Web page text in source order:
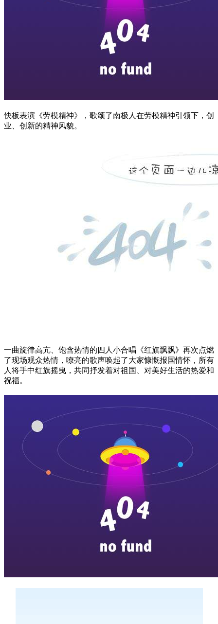
快板表演《劳模精神》，歌颂了南极人在劳模精神引领下，创
业、创新的精神风貌。
一曲旋律高亢、饱含热情的四人小合唱《红旗飘飘》再次点燃
了现场观众热情，嘹亮的歌声唤起了大家慷慨报国情怀，所有
人将手中红旗摇曳，共同抒发着对祖国、对美好生活的热爱和
祝福。